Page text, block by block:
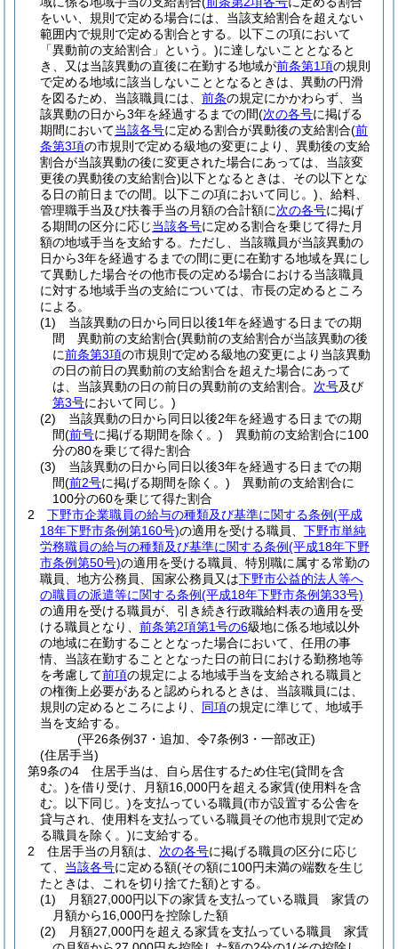
をいい、規則で定める場合には、当該支給割合を超えない
範囲内で規則で定める割合とする。以下この項において
「異動前の支給割合」という。)に達しないこととなると
き、又は当該異動の直後に在勤する地域が前条第1項の規則
で定める地域に該当しないこととなるときは、異動の円滑
を図るため、当該職員には、 前条の規定にかかわらず、当
該異動の日から3年を経過するまでの間(次の各号に掲げる
期間において当該各号に定める割合が異動後の支給割合(前
条第3項の市規則で定める級地の変更により、異動後の支給
割合が当該異動の後に変更された場合にあっては、当該変
更後の異動後の支給割合)以下となるときは、その以下とな
る日の前日までの間。以下この項において同じ。) 、給料、
管理職手当及び扶養手当の月額の合計額に次の各号に掲げ
る期間の区分に応じ当該各号に定める割合を乗じて得た月
額の地域手当を支給する。 ただし、当該職員が当該異動の
日から3年を経過するまでの間に更に在勤する地域を異にし
て異動した場合その他市長の定める場合における当該職員
に対する地域手当の支給については、市長の定めるところ
による。
(1)
当該異動の日から同日以後1年を経過する日までの期
間 異動前の支給割合(異動前の支給割合が当該異動の後
に前条第3項の市規則で定める級地の変更により当該異動
の日の前日の異動前の支給割合を超えた場合にあって
は、当該異動の日の前日の異動前の支給割合。 次号及び
第3号において同じ。)
(2)
当該異動の日から同日以後2年を経過する日までの期
間(前号に掲げる期間を除く。) 異動前の支給割合に100
分の80を乗じて得た割合
(3)
当該異動の日から同日以後3年を経過する日までの期
間(前2号に掲げる期間を除く。) 異動前の支給割合に
100分の60を乗じて得た割合
2
下野市企業職員の給与の種類及び基準に関する条例(平成
18年下野市条例第160号)の適用を受ける職員、 下野市単純
労務職員の給与の種類及び基準に関する条例(平成18年下野
市条例第50号)の適用を受ける職員、特別職に属する常勤の
職員、地方公務員、国家公務員又は下野市公益的法人等へ
の職員の派遣等に関する条例(平成18年下野市条例第33号)
の適用を受ける職員が、引き続き行政職給料表の適用を受
ける職員となり、 前条第2項第1号の6級地に係る地域以外
の地域に在勤することとなった場合において、任用の事
情、当該在勤することとなった日の前日における勤務地等
を考慮して前項の規定による地域手当を支給される職員と
の権衡上必要があると認められるときは、当該職員には、
規則の定めるところにより、 同項の規定に準じて、地域手
当を支給する。
(平26条例37・追加、令7条例3・一部改正)
(住居手当)
第9条の4
住居手当は、自ら居住するため住宅(貸間を含
む。)を借り受け、月額16,000円を超える家賃(使用料を含
む。以下同じ。)を支払っている職員(市が設置する公舎を
貸与され、使用料を支払っている職員その他市規則で定め
る職員を除く。)に支給する。
2
住居手当の月額は、 次の各号に掲げる職員の区分に応じ
て、 当該各号に定める額(その額に100円未満の端数を生じ
たときは、これを切り捨てた額)とする。
(1)
月額27,000円以下の家賃を支払っている職員 家賃の
月額から16,000円を控除した額
(2)
月額27,000円を超える家賃を支払っている職員 家賃